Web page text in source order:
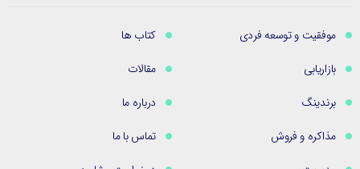
موفقیت و توسعه فردی
بازاریابی
برندینگ
مذاکره و فروش
کتاب ها
مقالات
درباره ما
تماس با ما